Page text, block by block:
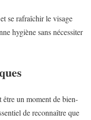
se rafraîchir le visage
hygiène sans nécessiter
un moment de bien-
de reconnaître que